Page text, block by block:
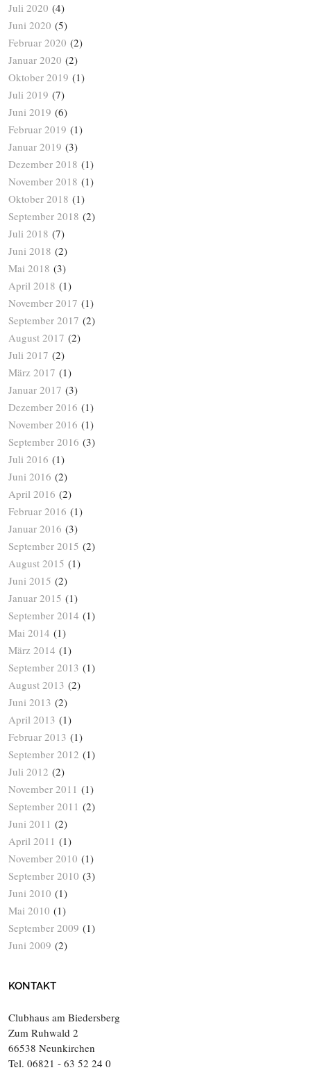
Juli 2020 (4)
Juni 2020 (5)
Februar 2020 (2)
Januar 2020 (2)
Oktober 2019 (1)
Juli 2019 (7)
Juni 2019 (6)
Februar 2019 (1)
Januar 2019 (3)
Dezember 2018 (1)
November 2018 (1)
Oktober 2018 (1)
September 2018 (2)
Juli 2018 (7)
Juni 2018 (2)
Mai 2018 (3)
April 2018 (1)
November 2017 (1)
September 2017 (2)
August 2017 (2)
Juli 2017 (2)
März 2017 (1)
Januar 2017 (3)
Dezember 2016 (1)
November 2016 (1)
September 2016 (3)
Juli 2016 (1)
Juni 2016 (2)
April 2016 (2)
Februar 2016 (1)
Januar 2016 (3)
September 2015 (2)
August 2015 (1)
Juni 2015 (2)
Januar 2015 (1)
September 2014 (1)
Mai 2014 (1)
März 2014 (1)
September 2013 (1)
August 2013 (2)
Juni 2013 (2)
April 2013 (1)
Februar 2013 (1)
September 2012 (1)
Juli 2012 (2)
November 2011 (1)
September 2011 (2)
Juni 2011 (2)
April 2011 (1)
November 2010 (1)
September 2010 (3)
Juni 2010 (1)
Mai 2010 (1)
September 2009 (1)
Juni 2009 (2)
KONTAKT
Clubhaus am Biedersberg
Zum Ruhwald 2
66538 Neunkirchen
Tel. 06821 - 63 52 24 0